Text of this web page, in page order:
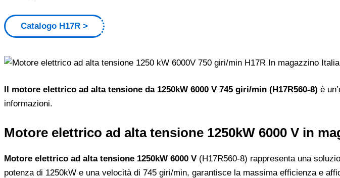
Catalogo H17R
Il motore elettrico ad alta tensione da 1250kW 6000 V 745 giri/min (H17R560-8) è
informazioni.
Motore elettrico ad alta tensione 1250kW 6000 V in
Motore elettrico ad alta tensione 1250kW 6000 V (H17R560-8) rappresenta una
potenza di 1250kW e una velocità di 745 giri/min, garantisce la massima efficienza e